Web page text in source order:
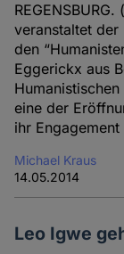
veranstaltet
den
Eggerickx aus
eine der
ihr
Michael Kraus
14.05.2014
Leo Igwe